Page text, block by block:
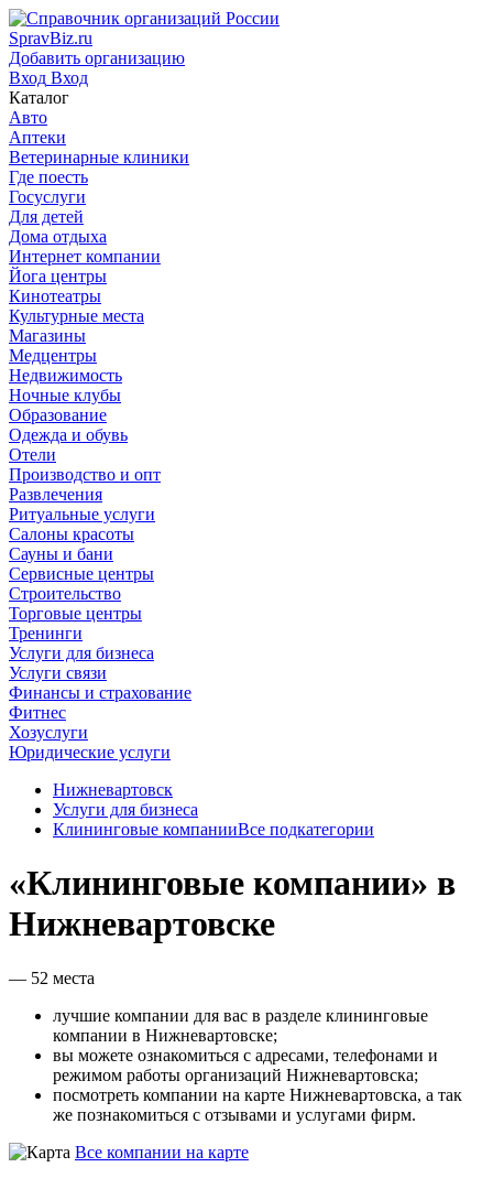
SpravBiz.ru
Добавить организацию
Вход Вход
Каталог
Авто
Аптеки
Ветеринарные клиники
Где поесть
Госуслуги
Для детей
Дома отдыха
Интернет компании
Йога центры
Кинотеатры
Культурные места
Магазины
Медцентры
Недвижимость
Ночные клубы
Образование
Одежда и обувь
Отели
Производство и опт
Развлечения
Ритуальные услуги
Салоны красоты
Сауны и бани
Сервисные центры
Строительство
Торговые центры
Тренинги
Услуги для бизнеса
Услуги связи
Финансы и страхование
Фитнес
Хозуслуги
Юридические услуги
Нижневартовск
Услуги для бизнеса
Клининговые компанииВсе подкатегории
«Клининговые компании» в
Нижневартовске
— 52 места
лучшие компании для вас в разделе клининговые
компании в Нижневартовске;
вы можете ознакомиться с адресами, телефонами и
режимом работы организаций Нижневартовска;
посмотреть компании на карте Нижневартовска, а так
же познакомиться с отзывами и услугами фирм.
Все компании на карте